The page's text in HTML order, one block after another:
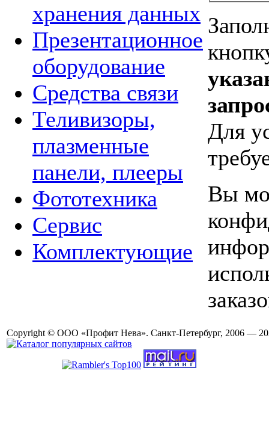
хранения данных
Презентационное
оборудование
Средства связи
Теливизоры,
плазменные
панели, плееры
Фототехника
Сервис
Комплектующие
Для
Вы
Copyright © ООО «Профит Нева». Санкт-Петербург, 2006 —